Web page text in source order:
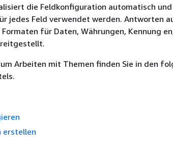
die Feldkonfiguration automatisch
jedes Feld verwendet werden. Antworten
für Daten, Währungen, Kennung
Arbeiten mit Themen finden Sie in den
erstellen